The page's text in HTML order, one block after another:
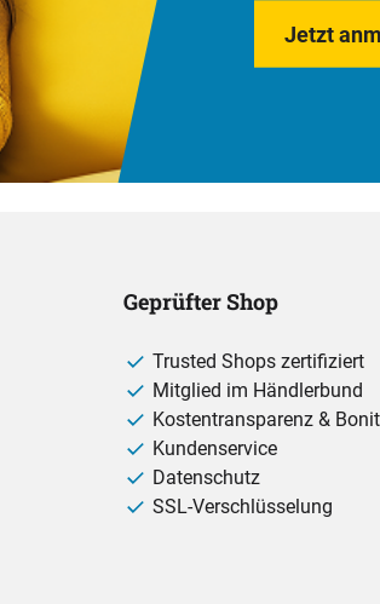
Jetzt
Geprüfter Shop
Trusted Shops zertifiziert
Mitglied im Händlerbund
Kostentransparenz &
Kundenservice
Datenschutz
SSL-Verschlüsselung